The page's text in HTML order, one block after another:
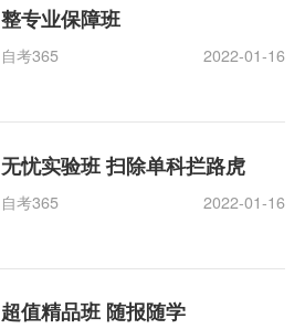
整专业保障班
自考365 2022-01-16
无忧实验班 扫除单科拦路虎
自考365 2022-01-16
超值精品班 随报随学